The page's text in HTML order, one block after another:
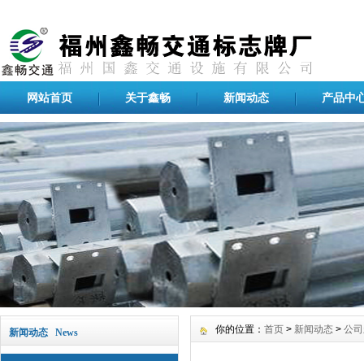
网站首页 关于鑫畅 新闻动态 产品中
新闻动态 News 你的位置： 首页 > 新闻动态 > 公